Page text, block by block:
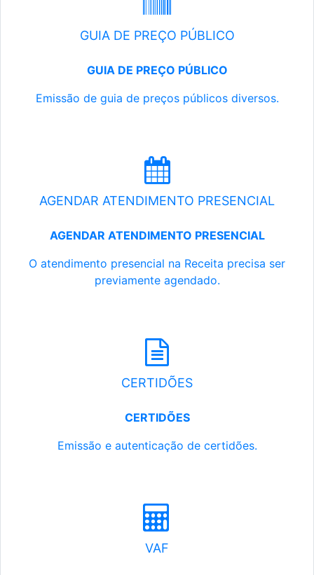
GUIA DE PREÇO PÚBLICO
GUIA DE PREÇO PÚBLICO
Emissão de guia de preços públicos diversos.
AGENDAR ATENDIMENTO PRESENCIAL
AGENDAR ATENDIMENTO PRESENCIAL
O atendimento presencial na Receita precisa ser
previamente agendado.
CERTIDÕES
CERTIDÕES
Emissão e autenticação de certidões.
VAF